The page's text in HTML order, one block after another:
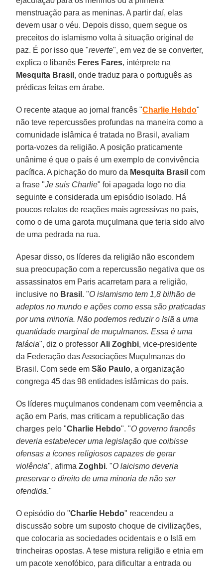
menstruação para as meninas. A partir daí, elas
devem usar o véu. Depois disso, quem segue os
preceitos do islamismo volta à situação original de
paz. É por isso que "reverte", em vez de se converter,
explica o libanês Feres Fares, intérprete na
Mesquita Brasil , onde traduz para o português as
prédicas feitas em árabe.
O recente ataque ao jornal francês "Charlie Hebdo"
não teve repercussões profundas na maneira como a
comunidade islâmica é tratada no Brasil, avaliam
porta-vozes da religião. A posição praticamente
unânime é que o país é um exemplo de convivência
pacífica. A pichação do muro da Mesquita Brasil com
a frase "Je suis Charlie" foi apagada logo no dia
seguinte e considerada um episódio isolado. Há
poucos relatos de reações mais agressivas no país,
como o de uma garota muçulmana que teria sido alvo
de uma pedrada na rua.
Apesar disso, os líderes da religião não escondem
sua preocupação com a repercussão negativa que os
assassinatos em Paris acarretam para a religião,
inclusive no Brasil . "O islamismo tem 1,8 bilhão de
adeptos no mundo e ações como essa são praticadas
por uma minoria. Não podemos reduzir o Islã a uma
quantidade marginal de muçulmanos. Essa é uma
falácia", diz o professor Ali Zoghbi, vice-presidente
da Federação das Associações Muçulmanas do
Brasil. Com sede emSão Paulo, a organização
congrega 45 das 98 entidades islâmicas do país.
Os líderes muçulmanos condenam com veemência a
ação em Paris, mas criticam a republicação das
charges pelo "Charlie Hebdo". "O governo francês
deveria estabelecer uma legislação que coibisse
ofensas a ícones religiosos capazes de gerar
violência", afirma Zoghbi. "O laicismo deveria
preservar o direito de uma minoria de não ser
ofendida."
O episódio do "Charlie Hebdo" reacendeu a
discussão sobre um suposto choque de civilizações,
que colocaria as sociedades ocidentais e o Islã em
trincheiras opostas. A tese mistura religião e etnia em
um pacote xenofóbico, para dificultar a entrada ou